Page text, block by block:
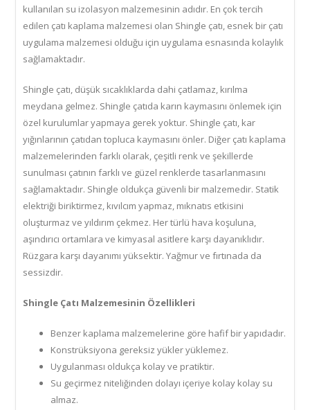
kullanılan su izolasyon malzemesinin adıdır. En çok tercih
edilen çatı kaplama malzemesi olan Shingle çatı, esnek bir çatı
uygulama malzemesi olduğu için uygulama esnasında kolaylık
sağlamaktadır.
Shingle çatı, düşük sıcaklıklarda dahi çatlamaz, kırılma
meydana gelmez. Shingle çatıda karın kaymasını önlemek için
özel kurulumlar yapmaya gerek yoktur. Shingle çatı, kar
yığınlarının çatıdan topluca kaymasını önler. Diğer çatı kaplama
malzemelerinden farklı olarak, çeşitli renk ve şekillerde
sunulması çatının farklı ve güzel renklerde tasarlanmasını
sağlamaktadır. Shingle oldukça güvenli bir malzemedir. Statik
elektriği biriktirmez, kıvılcım yapmaz, mıknatıs etkisini
oluşturmaz ve yıldırım çekmez. Her türlü hava koşuluna,
aşındırıcı ortamlara ve kimyasal asitlere karşı dayanıklıdır.
Rüzgara karşı dayanımı yüksektir. Yağmur ve fırtınada da
sessizdir.
Shingle Çatı Malzemesinin Özellikleri
Benzer kaplama malzemelerine göre hafif bir yapıdadır.
Konstrüksiyona gereksiz yükler yüklemez.
Uygulanması oldukça kolay ve pratiktir.
Su geçirmez niteliğinden dolayı içeriye kolay kolay su
almaz.